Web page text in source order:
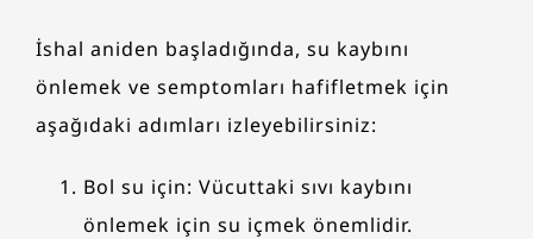
İshal aniden başladığında, su kaybını
önlemek ve semptomları hafifletmek için
aşağıdaki adımları izleyebilirsiniz:
Bol su için: Vücuttaki sıvı kaybını
önlemek için su içmek önemlidir.